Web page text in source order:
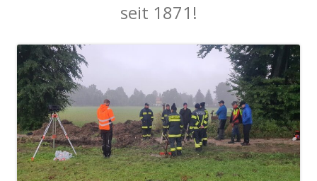
seit 1871!